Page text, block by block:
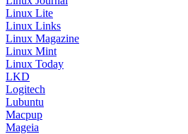
Linux Lite
Linux Links
Linux Magazine
Linux Mint
Linux Today
LKD
Logitech
Lubuntu
Macpup
Mageia